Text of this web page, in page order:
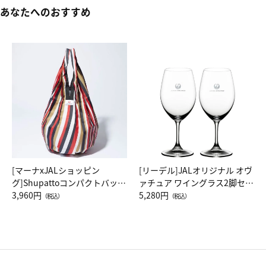
あなたへのおすすめ
[マーナxJALショッピン
グ]Shupattoコンパクトバッグ
Drop JAL客室乗務員（LC）ス
3,960円 （税込）
[リーデル]JALオリジナル オヴ
ァチュア ワイングラス2脚セッ
ト（レッドワイン）
5,280円 （税込）